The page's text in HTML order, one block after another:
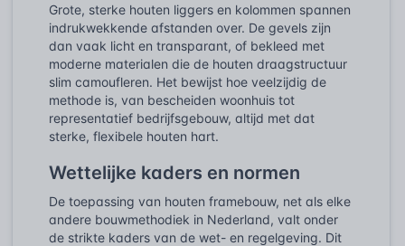
Grote, sterke houten liggers en kolommen spannen
indrukwekkende afstanden over. De gevels zijn
dan vaak licht en transparant, of bekleed met
moderne materialen die de houten draagstructuur
slim camoufleren. Het bewijst hoe veelzijdig de
methode is, van bescheiden woonhuis tot
representatief bedrijfsgebouw, altijd met dat
sterke, flexibele houten hart.
Wettelijke kaders en normen
De toepassing van houten framebouw, net als elke
andere bouwmethodiek in Nederland, valt onder
de strikte kaders van de wet- en regelgeving. Dit